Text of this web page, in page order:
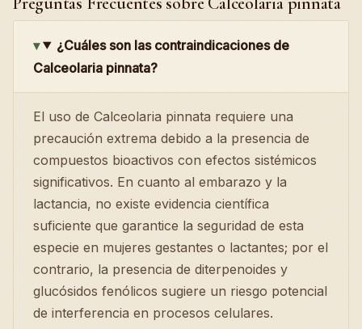
¿Cuáles son las contraindicaciones de
Calceolaria pinnata?
El uso de Calceolaria pinnata requiere una
precaución extrema debido a la presencia de
compuestos bioactivos con efectos sistémicos
significativos. En cuanto al embarazo y la
lactancia, no existe evidencia científica
suficiente que garantice la seguridad de esta
especie en mujeres gestantes o lactantes; por el
contrario, la presencia de diterpenoides y
glucósidos fenólicos sugiere un riesgo potencial
de interferencia en procesos celulares.